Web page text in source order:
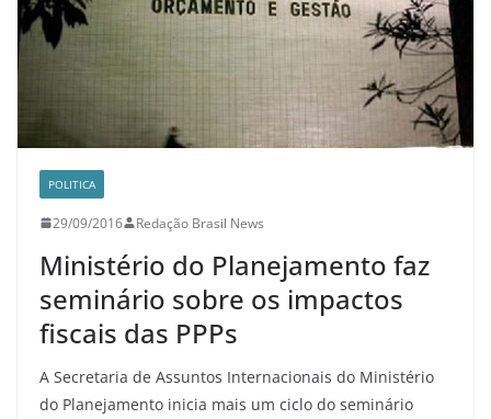
POLITICA
29/09/2016 Redação Brasil News
Ministério do Planejamento faz
seminário sobre os impactos
fiscais das PPPs
A Secretaria de Assuntos Internacionais do Ministério
do Planejamento inicia mais um ciclo do seminário